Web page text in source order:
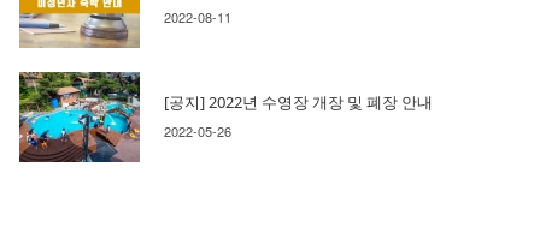
2022-08-11
[공지] 2022년 수영장 개장 및 폐장 안내
2022-05-26